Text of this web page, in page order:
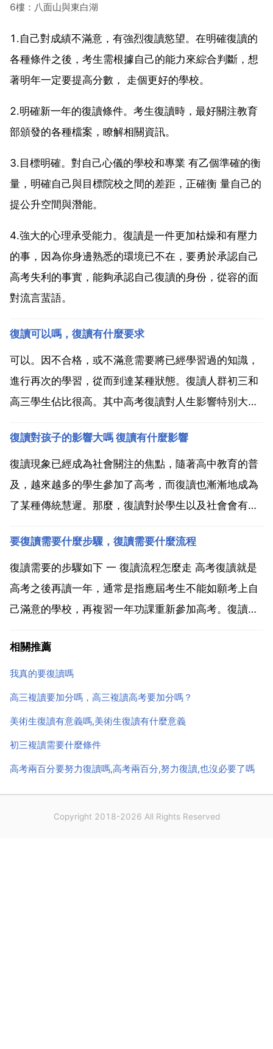
6樓：八面山與東白湖
1.自己對成績不滿意，有強烈復讀慾望。在明確復讀的
各種條件之後，考生需根據自己的能力來綜合判斷，想
著明年一定要提高分數， 走個更好的學校。
2.明確新一年的復讀條件。考生復讀時，最好關注教育
部頒發的各種檔案，瞭解相關資訊。
3.目標明確。對自己心儀的學校和專業 有乙個準確的衡
量，明確自己與目標院校之間的差距，正確衡 量自己的
提公升空間與潛能。
4.強大的心理承受能力。復讀是一件更加枯燥和有壓力
的事，因為你身邊熟悉的環境已不在，要勇於承認自己
高考失利的事實，能夠承認自己復讀的身份，從容的面
對流言蜚語。
復讀可以嗎，復讀有什麼要求
可以。因不合格，或不滿意需要將已經學習過的知識，
進行再次的學習，從而到達某種狀態。復讀人群初三和
高三學生佔比很高。其中高考復讀對人生影響特別大。
讀。心理問題 焦慮 高估自己。高分學生，他們中的不
少人視北大 清華等重點高校為唯一選擇，視野較窄，懼
怕失敗，...
復讀對孩子的影響大嗎 復讀有什麼影響
復讀現象已經成為社會關注的焦點，隨著高中教育的普
及，越來越多的學生參加了高考，而復讀也漸漸地成為
了某種傳統慧遲。那麼，復讀對於學生以及社會會有什
習知識，提公升自己的競爭力。緩解了初高中學習負
擔。有了第一次高考的經驗，高中生對自己的學習規律
時間分配和目...
要復讀需要什麼步驟，復讀需要什麼流程
復讀需要的步驟如下 一 復讀流程怎麼走 高考復讀就是
高考之後再讀一年，通常是指應屆考生不能如願考上自
己滿意的學校，再複習一年功課重新參加高考。復讀往
習。高考復讀與招生的學校有關，沒有統一手續。 一般
情況下，復讀不需要什麼特殊的手續，只要拿自己的分
線單去學...
相關推薦
我真的要復讀嗎
高三複讀要加分嗎，高三複讀高考要加分嗎？
美術生復讀有意義嗎,美術生復讀有什麼意義
初三複讀需要什麼條件
高考兩百分要努力復讀嗎,高考兩百分,努力復讀,也沒必要了嗎
Copyright 2018-2026 All Rights Reserved